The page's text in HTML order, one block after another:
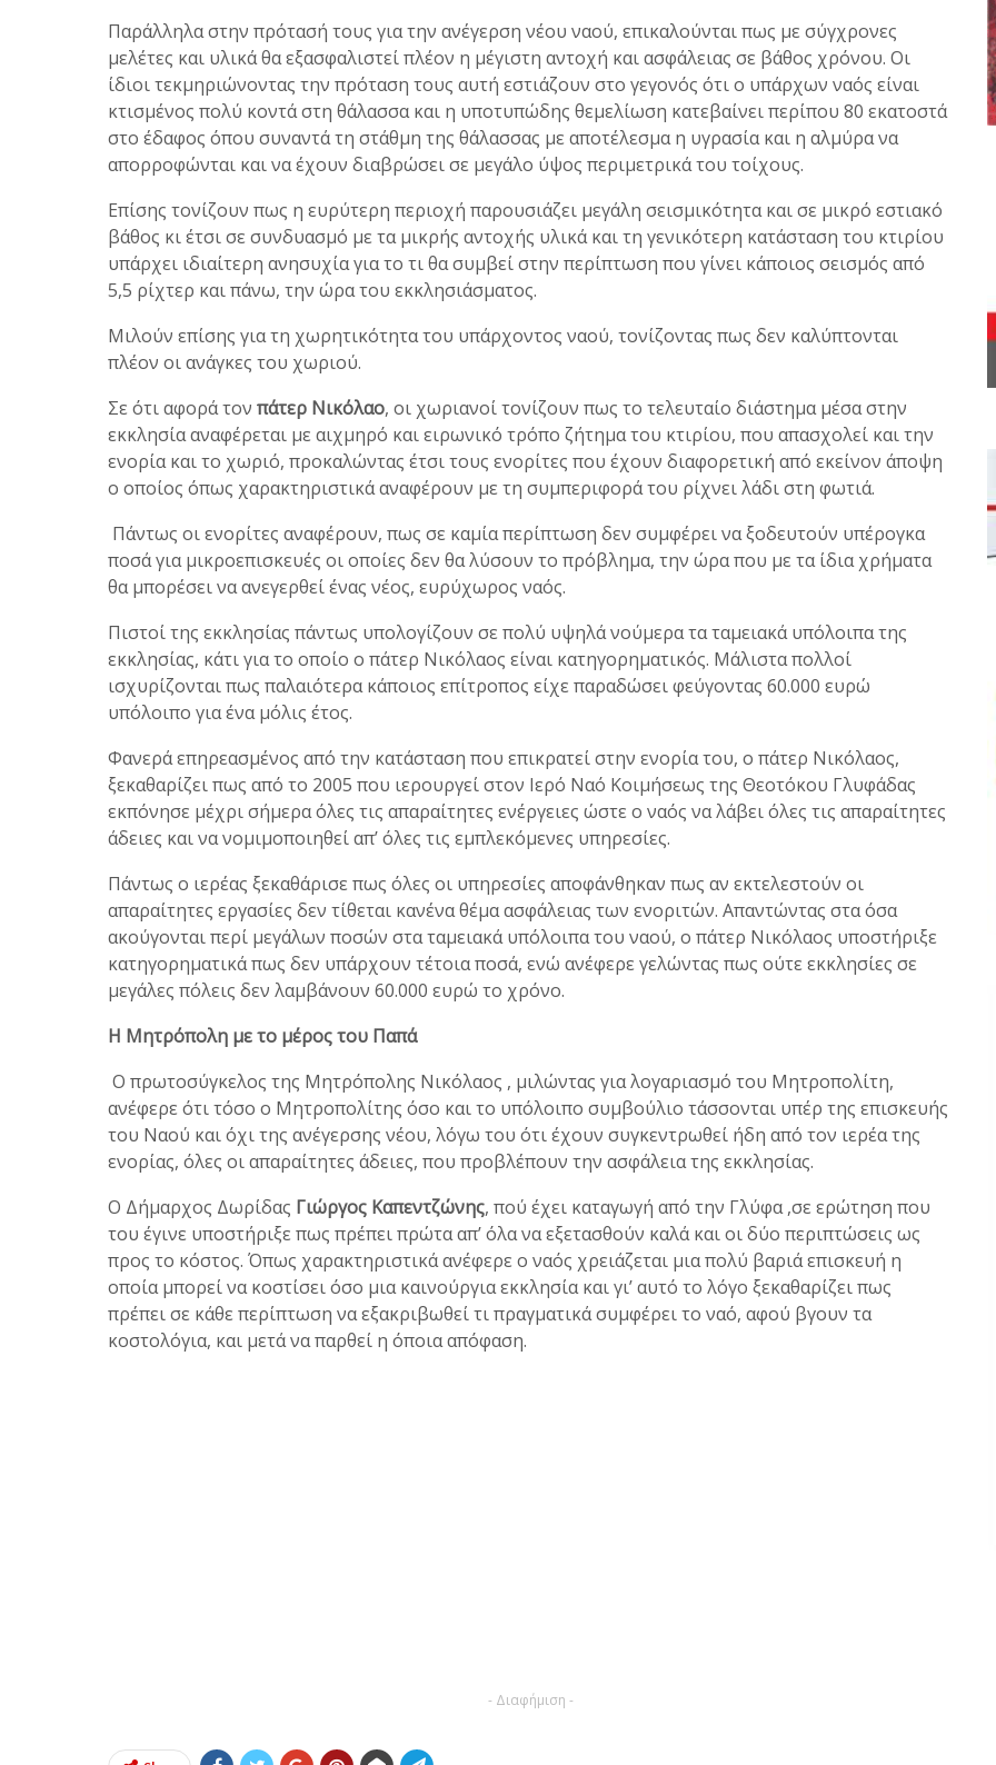
Παράλληλα στην πρότασή τους για την ανέγερση νέου ναού, επικαλούνται πως με σύγχρονες
μελέτες και υλικά θα εξασφαλιστεί πλέον η μέγιστη αντοχή και ασφάλειας σε βάθος χρόνου. Οι
ίδιοι τεκμηριώνοντας την πρόταση τους αυτή εστιάζουν στο γεγονός ότι ο υπάρχων ναός είναι
κτισμένος πολύ κοντά στη θάλασσα και η υποτυπώδης θεμελίωση κατεβαίνει περίπου 80 εκατοστά
στο έδαφος όπου συναντά τη στάθμη της θάλασσας με αποτέλεσμα η υγρασία και η αλμύρα να
απορροφώνται και να έχουν διαβρώσει σε μεγάλο ύψος περιμετρικά του τοίχους.
Επίσης τονίζουν πως η ευρύτερη περιοχή παρουσιάζει μεγάλη σεισμικότητα και σε μικρό εστιακό
βάθος κι έτσι σε συνδυασμό με τα μικρής αντοχής υλικά και τη γενικότερη κατάσταση του κτιρίου
υπάρχει ιδιαίτερη ανησυχία για το τι θα συμβεί στην περίπτωση που γίνει κάποιος σεισμός από
5,5 ρίχτερ και πάνω, την ώρα του εκκλησιάσματος.
Μιλούν επίσης για τη χωρητικότητα του υπάρχοντος ναού, τονίζοντας πως δεν καλύπτονται
πλέον οι ανάγκες του χωριού.
Σε ότι αφορά τον πάτερ Νικόλαο, οι χωριανοί τονίζουν πως το τελευταίο διάστημα μέσα στην
εκκλησία αναφέρεται με αιχμηρό και ειρωνικό τρόπο ζήτημα του κτιρίου, που απασχολεί και την
ενορία και το χωριό, προκαλώντας έτσι τους ενορίτες που έχουν διαφορετική από εκείνον άποψη
ο οποίος όπως χαρακτηριστικά αναφέρουν με τη συμπεριφορά του ρίχνει λάδι στη φωτιά.
Πάντως οι ενορίτες αναφέρουν, πως σε καμία περίπτωση δεν συμφέρει να ξοδευτούν υπέρογκα
ποσά για μικροεπισκευές οι οποίες δεν θα λύσουν το πρόβλημα, την ώρα που με τα ίδια χρήματα
θα μπορέσει να ανεγερθεί ένας νέος, ευρύχωρος ναός.
Πιστοί της εκκλησίας πάντως υπολογίζουν σε πολύ υψηλά νούμερα τα ταμειακά υπόλοιπα της
εκκλησίας, κάτι για το οποίο ο πάτερ Νικόλαος είναι κατηγορηματικός. Μάλιστα πολλοί
ισχυρίζονται πως παλαιότερα κάποιος επίτροπος είχε παραδώσει φεύγοντας 60.000 ευρώ
υπόλοιπο για ένα μόλις έτος.
Φανερά επηρεασμένος από την κατάσταση που επικρατεί στην ενορία του, ο πάτερ Νικόλαος,
ξεκαθαρίζει πως από το 2005 που ιερουργεί στον Ιερό Ναό Κοιμήσεως της Θεοτόκου Γλυφάδας
εκπόνησε μέχρι σήμερα όλες τις απαραίτητες ενέργειες ώστε ο ναός να λάβει όλες τις απαραίτητες
άδειες και να νομιμοποιηθεί απ’ όλες τις εμπλεκόμενες υπηρεσίες.
Πάντως ο ιερέας ξεκαθάρισε πως όλες οι υπηρεσίες αποφάνθηκαν πως αν εκτελεστούν οι
απαραίτητες εργασίες δεν τίθεται κανένα θέμα ασφάλειας των ενοριτών. Απαντώντας στα όσα
ακούγονται περί μεγάλων ποσών στα ταμειακά υπόλοιπα του ναού, ο πάτερ Νικόλαος υποστήριξε
κατηγορηματικά πως δεν υπάρχουν τέτοια ποσά, ενώ ανέφερε γελώντας πως ούτε εκκλησίες σε
μεγάλες πόλεις δεν λαμβάνουν 60.000 ευρώ το χρόνο.
Η Μητρόπολη με το μέρος του Παπά
Ο πρωτοσύγκελος της Μητρόπολης Νικόλαος , μιλώντας για λογαριασμό του Μητροπολίτη,
ανέφερε ότι τόσο ο Μητροπολίτης όσο και το υπόλοιπο συμβούλιο τάσσονται υπέρ της επισκευής
του Ναού και όχι της ανέγερσης νέου, λόγω του ότι έχουν συγκεντρωθεί ήδη από τον ιερέα της
ενορίας, όλες οι απαραίτητες άδειες, που προβλέπουν την ασφάλεια της εκκλησίας.
Ο Δήμαρχος Δωρίδας Γιώργος Καπεντζώνης, πού έχει καταγωγή από την Γλύφα ,σε ερώτηση που
του έγινε υποστήριξε πως πρέπει πρώτα απ’ όλα να εξετασθούν καλά και οι δύο περιπτώσεις ως
προς το κόστος. Όπως χαρακτηριστικά ανέφερε ο ναός χρειάζεται μια πολύ βαριά επισκευή η
οποία μπορεί να κοστίσει όσο μια καινούργια εκκλησία και γι’ αυτό το λόγο ξεκαθαρίζει πως
πρέπει σε κάθε περίπτωση να εξακριβωθεί τι πραγματικά συμφέρει το ναό, αφού βγουν τα
κοστολόγια, και μετά να παρθεί η όποια απόφαση.
- Διαφήμιση -